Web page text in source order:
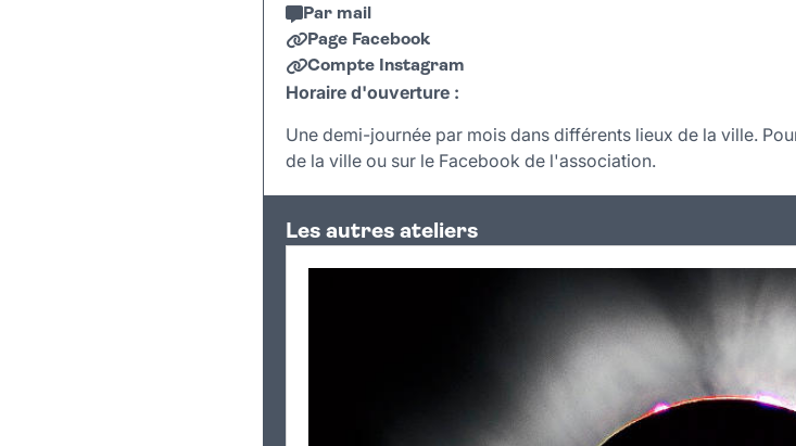
Par mail
Page Facebook
Compte Instagram
Horaire d'ouverture :
Une demi-journée par mois dans différents lieux de la ville.
de la ville ou sur le Facebook de l'association.
Les autres ateliers